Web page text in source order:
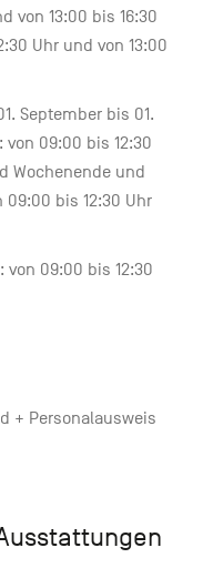
von 13:00 bis 16:30
Uhr und von 13:00
September bis 01.
von 09:00 bis 12:30
Wochenende und
bis 12:30 Uhr
von 09:00 bis 12:30
+ Personalausweis